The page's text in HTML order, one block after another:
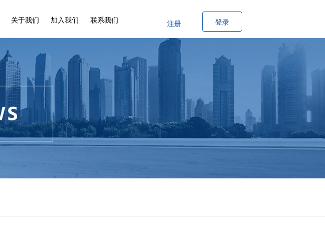
关于我们 加入我们 联系我们 注册 登录